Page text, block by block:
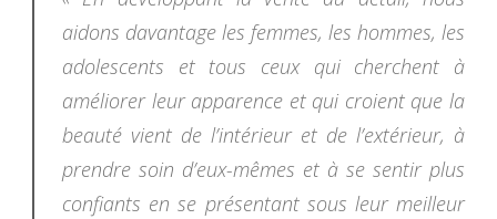
aidons davantage les femmes, les hommes, les
adolescents et tous ceux qui cherchent à
améliorer leur apparence et qui croient que la
beauté vient de l’intérieur et de l’extérieur, à
prendre soin d’eux-mêmes et à se sentir plus
confiants en se présentant sous leur meilleur